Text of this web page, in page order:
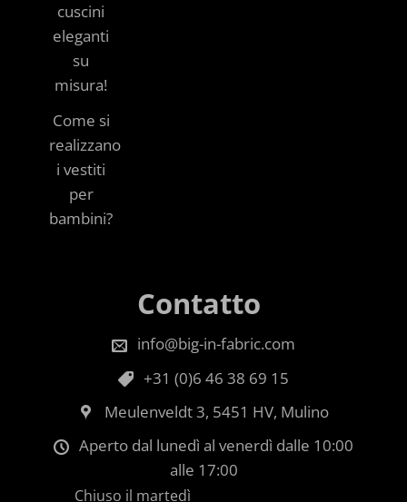
cuscini
eleganti
su
misura!
Come si
realizzano
i vestiti
per
bambini?
Contatto
info@big-in-fabric.com
+31 (0)6 46 38 69 15
Meulenveldt 3, 5451 HV, Mulino
Aperto dal lunedì al venerdì dalle 10:00
alle 17:00
Chiuso il martedì